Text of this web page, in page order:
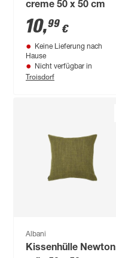
creme 50 x 50 cm
10,99 €
Keine Lieferung nach
Hause
Nicht verfügbar in
Troisdorf
Albani
Kissenhülle Newton